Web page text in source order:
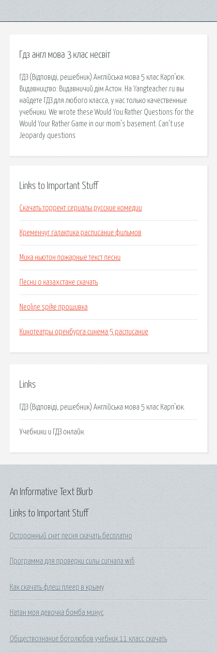
Гдз англ мова 3 клас несвіт
ГДЗ (Відповіді, решебник) Англійська мова 5 клас Карп’юк.
Видавництво: Видавничий дiм Астон. На Yangteacher.ru вы
найдете ГДЗ для любого класса, у нас только качественные
учебники. We wrote these Would You Rather Questions for the
Would Your Rather Game in our mom’s basement. Can’t use
Jeopardy questions
Links to Important Stuff
Скачать торрент сериалы русские комедии
Кременчуг галактика расписание фильмов
Мика ньютон пожарные текст песни
Песни о казахстане скачать
Neoline spike прошивка
Кинотеатры оренбурга синема 5 расписание
Links
ГДЗ (Відповіді, решебник) Англійська мова 5 клас Карп’юк.
Учебники и ГДЗ онлайн.
Links to Important Stuff
Осторожный снег песня скачать бесплатно
Программа для проверки силы сигнала wifi
Как скачать флеш плеер в крыму
Натан моя девочка бомба минус
Обществознание боголюбов учебник 11 класс скачать
An Informative Text Blurb